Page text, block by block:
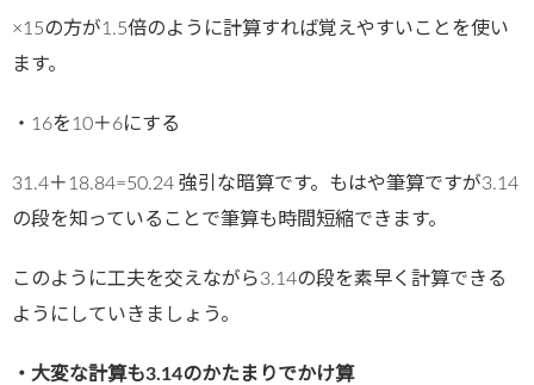
×15の方が1.5倍のように計算すれば覚えやすいことを使い
ます。
・16を10＋6にする
31.4＋18.84=50.24 強引な暗算です。もはや筆算ですが3.14
の段を知っていることで筆算も時間短縮できます。
このように工夫を交えながら3.14の段を素早く計算できる
ようにしていきましょう。
・大変な計算も3.14のかたまりでかけ算